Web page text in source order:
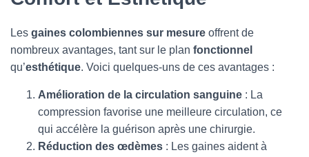
Les gaines colombiennes sur mesure offrent de
nombreux avantages, tant sur le plan fonctionnel
qu’esthétique. Voici quelques-uns de ces avantages :
Amélioration de la circulation sanguine : La
compression favorise une meilleure circulation, ce
qui accélère la guérison après une chirurgie.
Réduction des œdèmes : Les gaines aident à